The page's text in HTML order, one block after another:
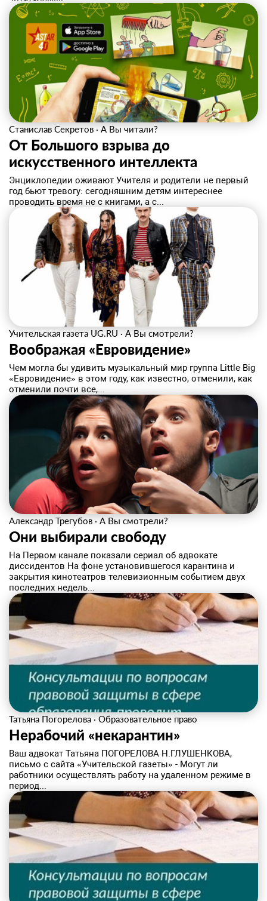
Станислав Секретов · А Вы читали?
От Большого взрыва до
искусственного интеллекта
Энциклопедии оживают Учителя и родители не первый
год бьют тревогу: сегодняшним детям интереснее
проводить время не с книгами, а с...
Учительская газета UG.RU · А Вы смотрели?
Воображая «Евровидение»
Чем могла бы удивить музыкальный мир группа Little Big
«Евровидение» в этом году, как известно, отменили, как
отменили почти все,...
Александр Трегубов · А Вы смотрели?
Они выбирали свободу
На Первом канале показали сериал об адвокате
диссидентов На фоне установившегося карантина и
закрытия кинотеатров телевизионным событием двух
последних недель...
Татьяна Погорелова · Образовательное право
Нерабочий «некарантин»
Ваш адвокат Татьяна ПОГОРЕЛОВА Н.ГЛУШЕНКОВА,
письмо с сайта «Учительской газеты» - Могут ли
работники осуществлять работу на удаленном режиме в
период...